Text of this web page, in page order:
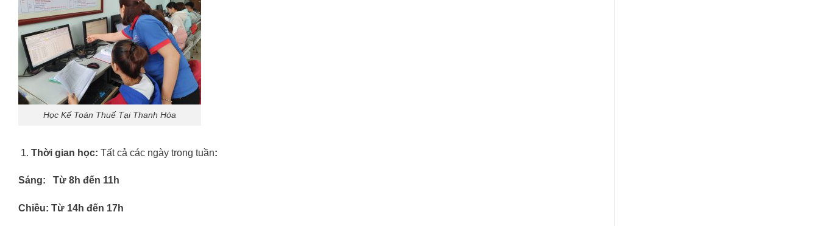
Học Kế Toán Thuế Tại Thanh Hóa
Thời gian học: Tất cả các ngày trong tuần:
Sáng: Từ 8h đến 11h
Chiều: Từ 14h đến 17h